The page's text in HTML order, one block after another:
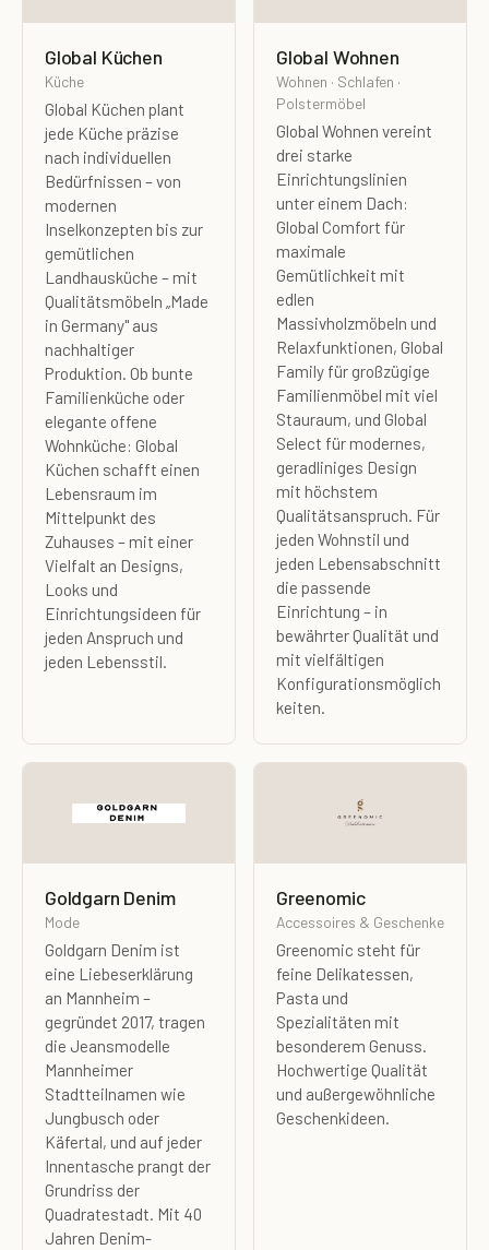
Global Küchen
Küche
Global Küchen plant
jede Küche präzise
nach individuellen
Bedürfnissen – von
modernen
Inselkonzepten bis zur
gemütlichen
Landhausküche – mit
Qualitätsmöbeln „Made
in Germany" aus
nachhaltiger
Produktion. Ob bunte
Familienküche oder
elegante offene
Wohnküche: Global
Küchen schafft einen
Lebensraum im
Mittelpunkt des
Zuhauses – mit einer
Vielfalt an Designs,
Looks und
Einrichtungsideen für
jeden Anspruch und
jeden Lebensstil.
Global Wohnen
Wohnen · Schlafen ·
Polstermöbel
Global Wohnen vereint
drei starke
Einrichtungslinien
unter einem Dach:
Global Comfort für
maximale
Gemütlichkeit mit
edlen
Massivholzmöbeln und
Relaxfunktionen, Global
Family für großzügige
Familienmöbel mit viel
Stauraum, und Global
Select für modernes,
geradliniges Design
mit höchstem
Qualitätsanspruch. Für
jeden Wohnstil und
jeden Lebensabschnitt
die passende
Einrichtung – in
bewährter Qualität und
mit vielfältigen
Konfigurationsmöglich
keiten.
Goldgarn Denim
Mode
Goldgarn Denim ist
eine Liebeserklärung
an Mannheim –
gegründet 2017, tragen
die Jeansmodelle
Mannheimer
Stadtteilnamen wie
Jungbusch oder
Käfertal, und auf jeder
Innentasche prangt der
Grundriss der
Quadratestadt. Mit 40
Jahren Denim-
Greenomic
Accessoires & Geschenke
Greenomic steht für
feine Delikatessen,
Pasta und
Spezialitäten mit
besonderem Genuss.
Hochwertige Qualität
und außergewöhnliche
Geschenkideen.